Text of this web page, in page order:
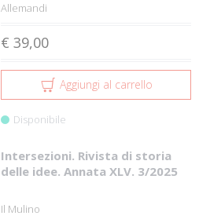
Allemandi
€ 39,00
Aggiungi al carrello
Disponibile
Intersezioni. Rivista di storia
delle idee. Annata XLV. 3/2025
Il Mulino